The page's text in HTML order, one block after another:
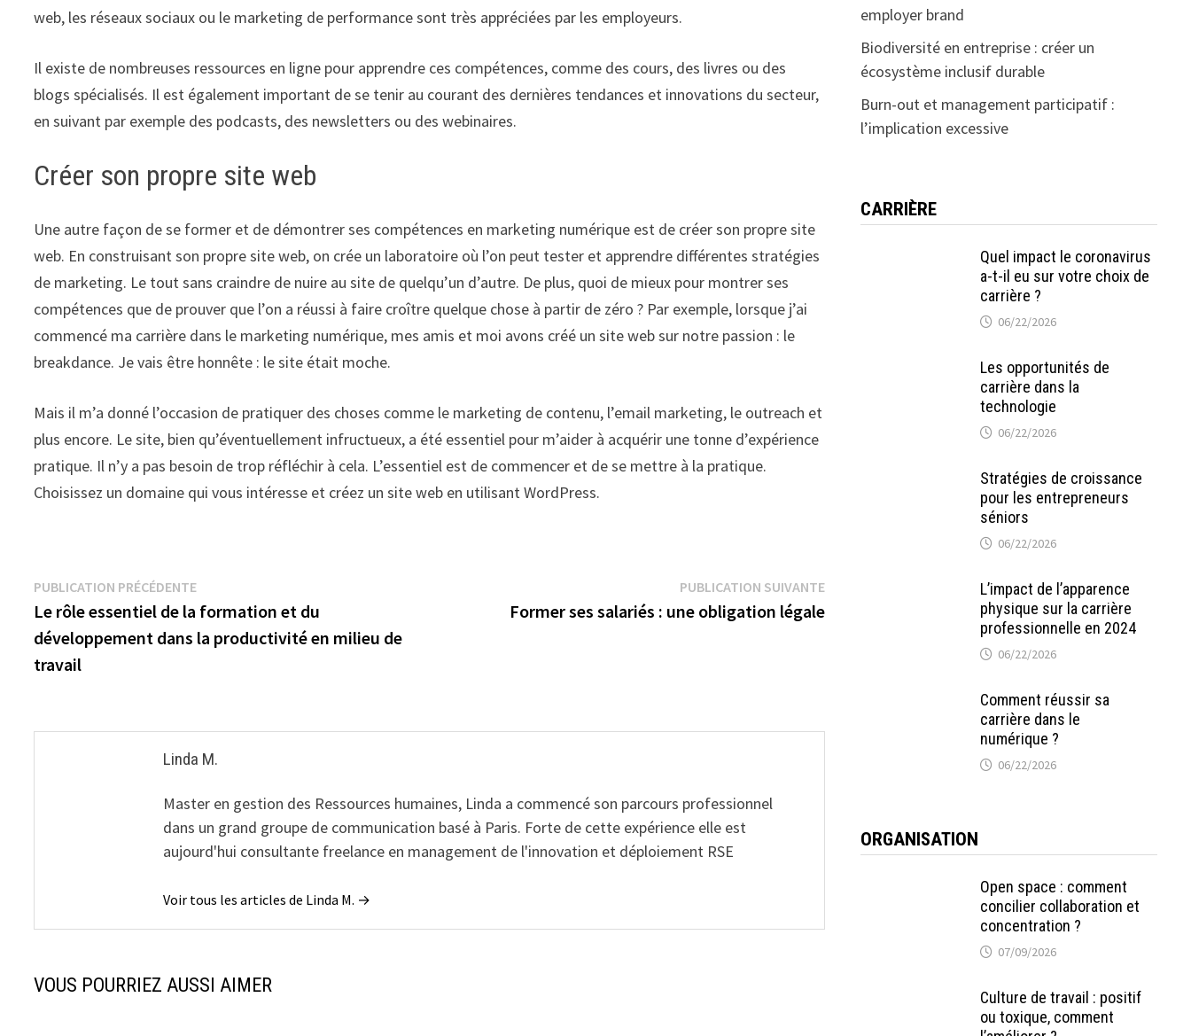
web, les réseaux sociaux ou le marketing de performance sont très appréciées par les employeurs.
Il existe de nombreuses ressources en ligne pour apprendre ces compétences, comme des cours, des livres ou des
blogs spécialisés. Il est également important de se tenir au courant des dernières tendances et innovations du secteur,
en suivant par exemple des podcasts, des newsletters ou des webinaires.
Créer son propre site web
Une autre façon de se former et de démontrer ses compétences en marketing numérique est de créer son propre site
web. En construisant son propre site web, on crée un laboratoire où l’on peut tester et apprendre différentes stratégies
de marketing. Le tout sans craindre de nuire au site de quelqu’un d’autre. De plus, quoi de mieux pour montrer ses
compétences que de prouver que l’on a réussi à faire croître quelque chose à partir de zéro ? Par exemple, lorsque j’ai
commencé ma carrière dans le marketing numérique, mes amis et moi avons créé un site web sur notre passion : le
breakdance. Je vais être honnête : le site était moche.
Mais il m’a donné l’occasion de pratiquer des choses comme le marketing de contenu, l’email marketing, le outreach et
plus encore. Le site, bien qu’éventuellement infructueux, a été essentiel pour m’aider à acquérir une tonne d’expérience
pratique. Il n’y a pas besoin de trop réfléchir à cela. L’essentiel est de commencer et de se mettre à la pratique.
Choisissez un domaine qui vous intéresse et créez un site web en utilisant WordPress.
Navigation
de
l’article
PUBLICATION PRÉCÉDENTEPublication
précédente :
Le rôle essentiel de la formation et du
développement dans la productivité en milieu de
travail
PUBLICATION SUIVANTEPublication
suivante :
Former ses salariés : une obligation légale
Linda M.
Master en gestion des Ressources humaines, Linda a commencé son parcours professionnel
dans un grand groupe de communication basé à Paris. Forte de cette expérience elle est
aujourd'hui consultante freelance en management de l'innovation et déploiement RSE
Voir tous les articles de Linda M. →
VOUS POURRIEZ AUSSI AIMER
employer brand
Biodiversité en entreprise : créer un
écosystème inclusif durable
Burn-out et management participatif :
l’implication excessive
CARRIÈRE
Quel impact le coronavirus
a-t-il eu sur votre choix de
carrière ?
06/22/2026
Les opportunités de
carrière dans la
technologie
06/22/2026
Stratégies de croissance
pour les entrepreneurs
séniors
06/22/2026
L’impact de l’apparence
physique sur la carrière
professionnelle en 2024
06/22/2026
Comment réussir sa
carrière dans le
numérique ?
06/22/2026
ORGANISATION
Open space : comment
concilier collaboration et
concentration ?
07/09/2026
Culture de travail : positif
ou toxique, comment